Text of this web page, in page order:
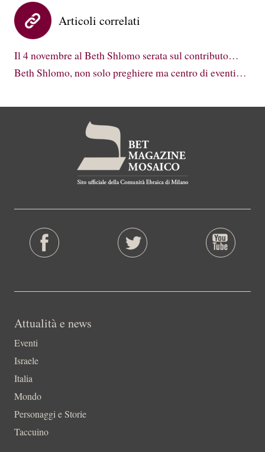
Articoli correlati
Il 4 novembre al Beth Shlomo serata sul contributo…
Beth Shlomo, non solo preghiere ma centro di eventi…
Attualità e news
Eventi
Israele
Italia
Mondo
Personaggi e Storie
Taccuino